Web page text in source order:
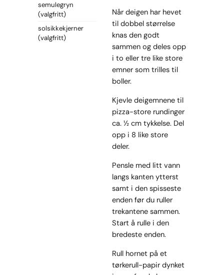
semulegryn
(valgfritt)
solsikkekjerner
(valgfritt)
Når deigen har hevet
til dobbel størrelse
knas den godt
sammen og deles opp
i to eller tre like store
emner som trilles til
boller.
Kjevle deigemnene til
pizza-store rundinger
ca. ½ cm tykkelse. Del
opp i 8 like store
deler.
Pensle med litt vann
langs kanten ytterst
samt i den spisseste
enden før du ruller
trekantene sammen.
Start å rulle i den
bredeste enden.
Rull hornet på et
tørkerull-papir dynket